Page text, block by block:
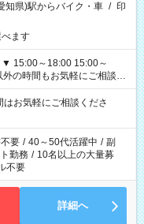
知県)駅からバイク・車 / 印
ます
お気軽にご相談くださ
要 / 40～50代活躍中 / 副
勤務 / 10名以上の大量募
不要
詳細へ